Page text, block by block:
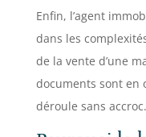
Enfin, l’agent
dans les
de la vente d’une
documents sont en
déroule sans accroc.